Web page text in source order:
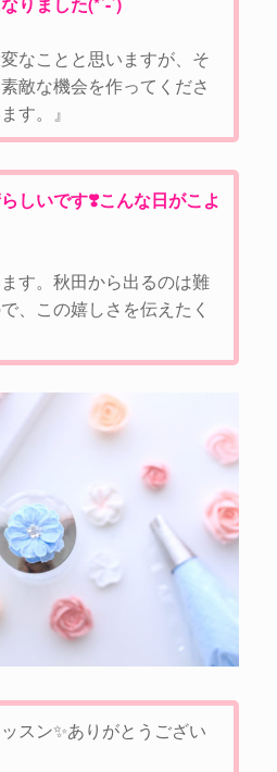
なことと思いますが、そ
敵な機会を作ってくださ
す。』
しいです❣️こんな日がこよ
す。秋田から出るのは難
、この嬉しさを伝えたく
スン✨ありがとうござい